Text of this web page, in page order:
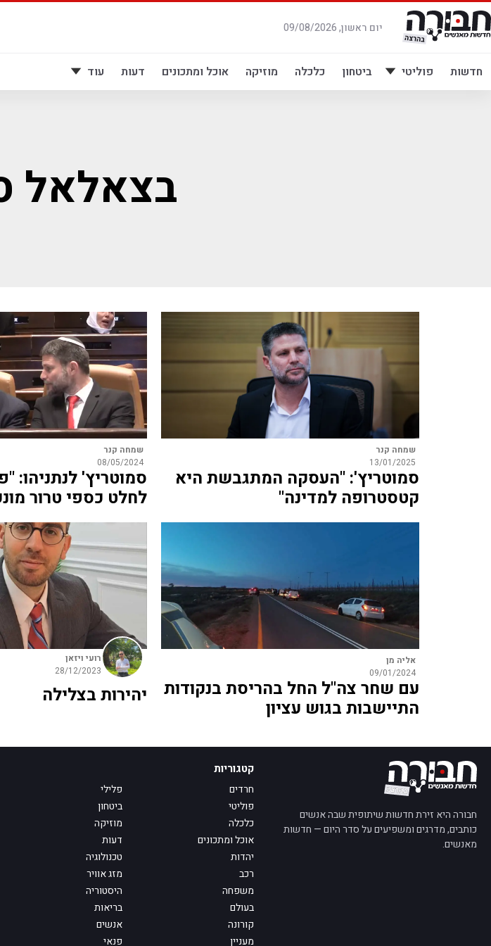
דלג
לתוכן
יום ראשון, 09/08/2026
חדשות פוליטי ביטחון כלכלה מוזיקה אוכל ומתכונים דעות עוד
בצאלאל
שמחה קנר
13/01/2025
סמוטריץ': "העסקה המתגבשת היא
קטסטרופה למדינה"
שמחה קנר
08/05/2024
סמוטריץ' לנתניהו:
לחלט כספי טרור
אליה מן
09/01/2024
עם שחר צה"ל החל בהריסת בנקודות
התיישבות בגוש עציון
רועי ויזאן
28/12/2023
יהירות בצלילה
חבורה היא זירת חדשות שיתופית שבה אנשים
כותבים, מדרגים ומשפיעים על סדר היום — חדשות
מאנשים.
קטגוריות
חרדים
פלילי
פוליטי
ביטחון
כלכלה
מוזיקה
אוכל ומתכונים
דעות
יהדות
טכנולוגיה
רכב
מזג אוויר
משפחה
היסטוריה
בעולם
בריאות
קורונה
אנשים
מעניין
פנאי